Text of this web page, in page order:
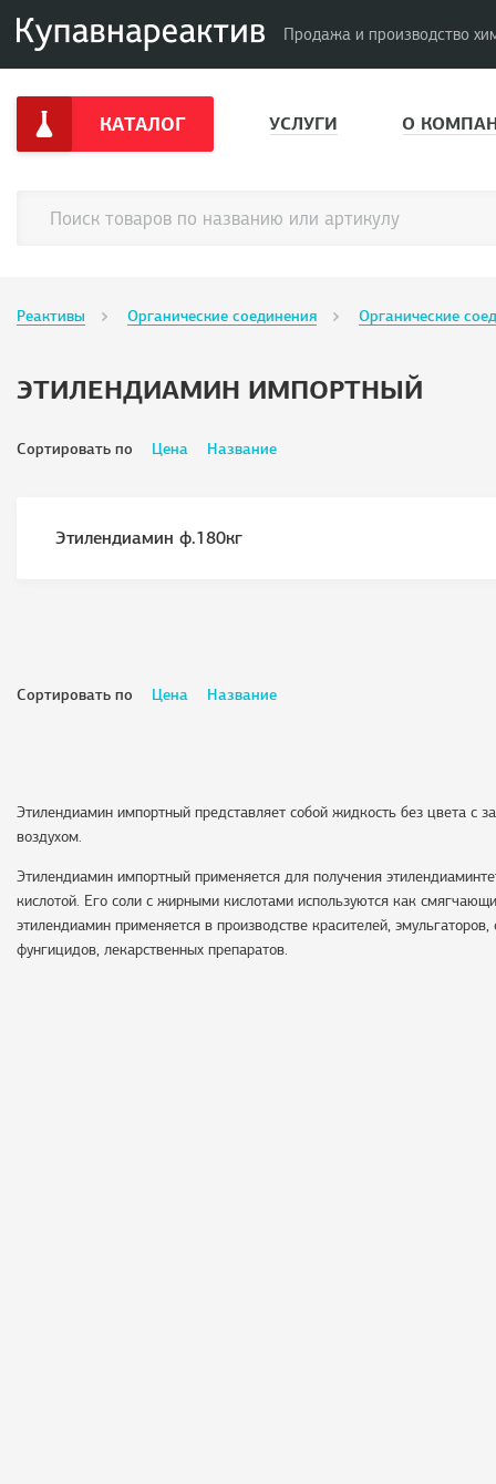
Продажа и производство
КАТАЛОГ УСЛУГИ О
Реактивы Органические соединения Органические
ЭТИЛЕНДИАМИН ИМПОРТНЫЙ
Сортировать по Цена Название
Этилендиамин ф.180кг
Сортировать по Цена Название
Этилендиамин импортный представляет собой жидкость без цвета с
воздухом.
Этилендиамин импортный применяется для получения
кислотой. Его соли с жирными кислотами используются как
этилендиамин применяется в производстве красителей,
фунгицидов, лекарственных препаратов.